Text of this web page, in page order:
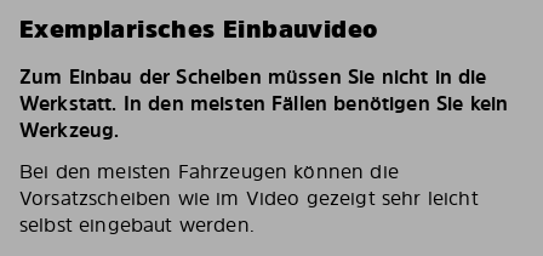
Exemplarisches Einbauvideo
Zum Einbau der Scheiben müssen Sie nicht in die
Werkstatt. In den meisten Fällen benötigen Sie kein
Werkzeug.
Bei den meisten Fahrzeugen können die
Vorsatzscheiben wie im Video gezeigt sehr leicht
selbst eingebaut werden.